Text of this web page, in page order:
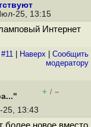
25, 13:15
Интернет
Наверх
Cообщить
модератору
+ / –
13:43